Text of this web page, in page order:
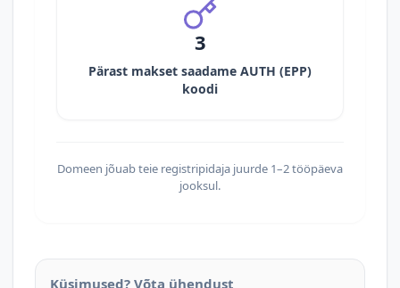
3
Pärast makset saadame AUTH (EPP)
koodi
Domeen jõuab teie registripidaja juurde 1–2 tööpäeva
jooksul.
Küsimused? Võta ühendust